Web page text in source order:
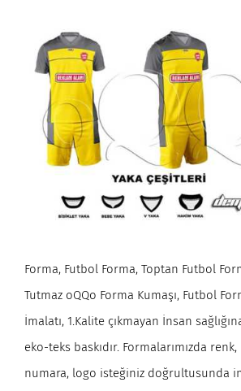
Forma, Futbol Forma, Toptan Futbol
Tutmaz oQQo Forma Kumaşı, Futbol
İmalatı, 1.Kalite çıkmayan İnsan
eko-teks baskıdır. Formalarımızda
numara, logo isteğiniz doğrultusunda